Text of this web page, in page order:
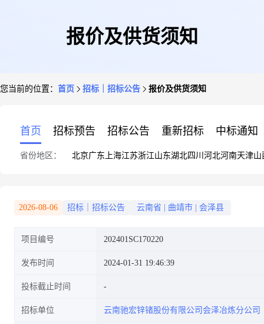
报价及供货须知
您当前的位置： 首页 招标｜招标公告 报价及供货须知
首页 招标预告 招标公告 重新招标 中标通知
省份地区： 北京广东 上海江苏浙江山东湖北四川 河北河南天津山
2026-08-06 招标｜招标公告 云南省 曲靖市 会泽县
项目编号 202401SC170220
发布时间 2024-01-31 19:46:39
投标截止时间
招标单位 云南驰宏锌锗股份有限公司会泽冶炼分公司